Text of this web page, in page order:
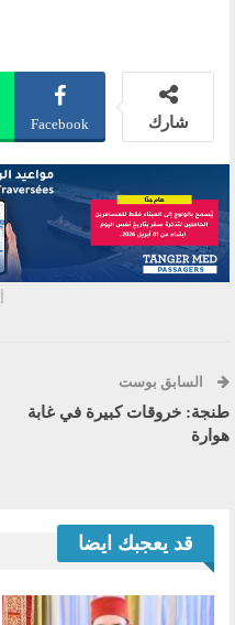
شارك Facebook
السابق بوست
طنجة: خروقات كبيرة في غابة
هوارة
قد يعجبك ايضا